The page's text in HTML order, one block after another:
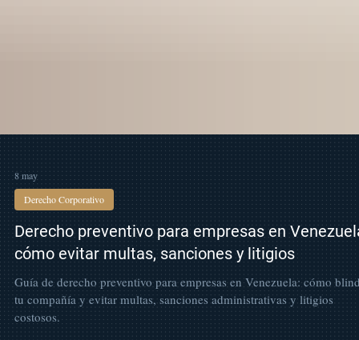
8 may
Derecho Corporativo
Derecho preventivo para empresas en
cómo evitar multas, sanciones y litigios